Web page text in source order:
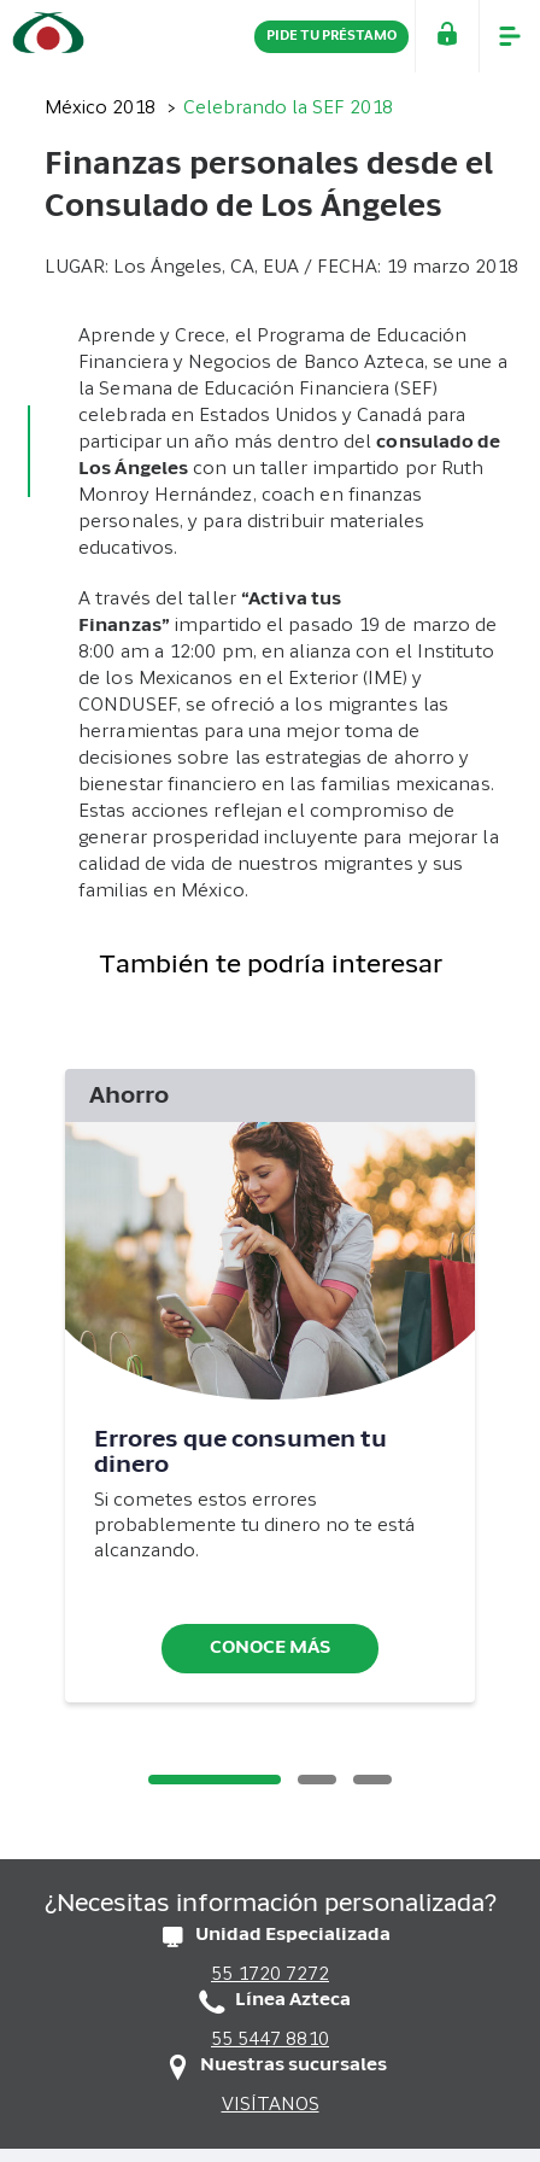
PIDE TU PRÉSTAMO
PERSONAS EMPRESAS
México 2018 Celebrando la SEF 2018
Finanzas personales desde el
Consulado de Los Ángeles
LUGAR: Los Ángeles, CA, EUA / FECHA: 19 marzo 2018
Aprende y Crece, el Programa de Educación
Financiera y Negocios de Banco Azteca, se une a
la Semana de Educación Financiera (SEF)
celebrada en Estados Unidos y Canadá para
participar un año más dentro delconsulado de
Los Ángeles con un taller impartido por Ruth
Monroy Hernández, coach en finanzas
personales, y para distribuir materiales
educativos.
A través del taller “Activa tus
Finanzas” impartido el pasado 19 de marzo de
8:00 am a 12:00 pm, en alianza con el Instituto
de los Mexicanos en el Exterior (IME) y
CONDUSEF, se ofreció a los migrantes las
herramientas para una mejor toma de
decisiones sobre las estrategias de ahorro y
bienestar financiero en las familias mexicanas.
Estas acciones reflejan el compromiso de
generar prosperidad incluyente para mejorar la
calidad de vida de nuestros migrantes y sus
familias en México.
También te podría interesar
Ahorro
Errores que consumen tu
dinero
Si cometes estos errores
probablemente tu dinero no te está
alcanzando.
CONOCE MÁS
¿Necesitas información personalizada?
Unidad Especializada
55 1720 7272
Línea Azteca
55 5447 8810
Nuestras sucursales
VISÍTANOS